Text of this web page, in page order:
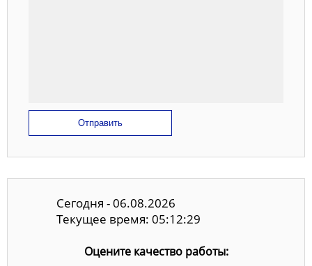
Отправить
Сегодня - 06.08.2026
Текущее время: 05:12:30
Оцените качество работы: